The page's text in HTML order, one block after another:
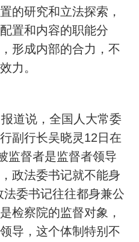
的研究和立法探索，
置和内容的职能分
形成内部的合力，不
力。
说，全国人大常委
副行长吴晓灵12日在
监督者是监督者领导
政法委书记就不能身
法委书记往往都身兼公
检察院的监督对象，
导，这个体制特别不